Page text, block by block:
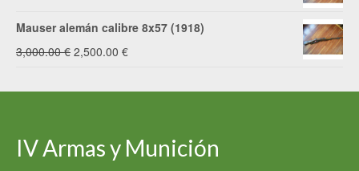
Mauser alemán calibre 8x57 (1918)
3,000.00€ El
3,000.00 €.
2,500.00 €El
2,500.00 €.
IV Armas y Munición